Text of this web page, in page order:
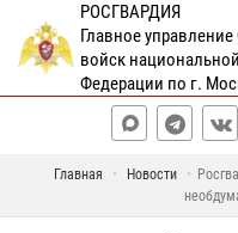
РОСГВАРДИЯ
Главное
войск
Федерации по г.
Главная Новости